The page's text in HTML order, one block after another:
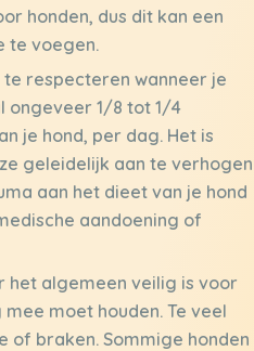
honden, dus dit kan een
te voegen.
respecteren wanneer je
ongeveer 1/8 tot 1/4
je hond, per dag. Het is
geleidelijk aan te verhogen
aan het dieet van je hond
aandoening of
het algemeen veilig is voor
moet houden. Te veel
of braken. Sommige honden